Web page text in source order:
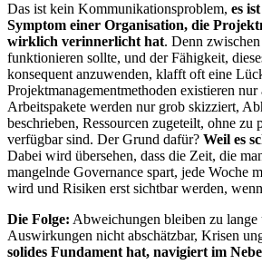
Das ist kein Kommunikationsproblem, es
Symptom einer Organisation, die
wirklich verinnerlicht hat. Denn
funktionieren sollte, und der Fähigkeit,
konsequent anzuwenden, klafft oft eine
Projektmanagementmethoden existieren nur
Arbeitspakete werden nur grob skizziert,
beschrieben, Ressourcen zugeteilt, ohne zu
verfügbar sind. Der Grund dafür? Weil es
Dabei wird übersehen, dass die Zeit, die
mangelnde Governance spart, jede Woche
wird und Risiken erst sichtbar werden,
Die Folge: Abweichungen bleiben zu lange
Auswirkungen nicht abschätzbar, Krisen
solides Fundament hat, navigiert im